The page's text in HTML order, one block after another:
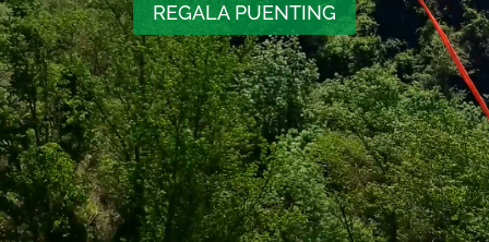
REGALA PUENTING